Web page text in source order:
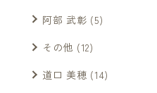
阿部 武彰 (5)
その他 (12)
道口 美穂 (14)